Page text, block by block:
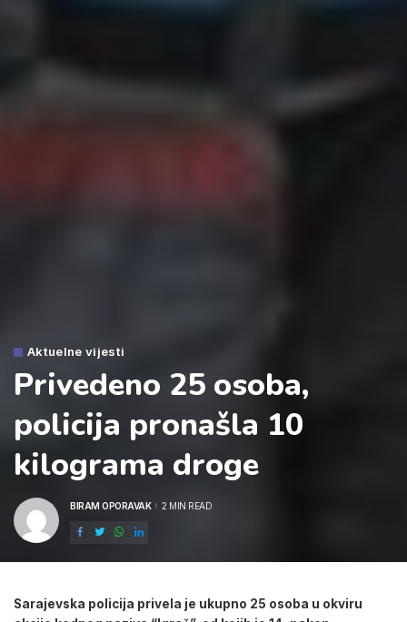
Aktuelne vijesti
Privedeno 25 osoba,
policija pronašla 10
kilograma droge
POSTED
BIRAM OPORAVAK 2 MIN READ
Sarajevska policija privela je ukupno 25 osoba u okviru